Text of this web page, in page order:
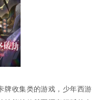
牌收集类的游戏，少年西游